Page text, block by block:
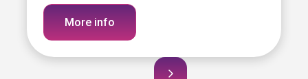
More info